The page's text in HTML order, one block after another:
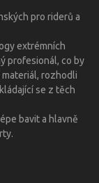
pro riderů a
extrémních
profesionál, co by
rozhodli
se z těch
bavit a hlavně